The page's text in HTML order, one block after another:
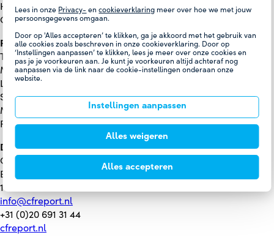
Lees in onze Privacy- encookieverklaring meer over hoe we met jouw
persoonsgegevens omgaan.
Door op 'Alles accepteren’ te klikken, ga je akkoord met het gebruik van
alle cookies zoals beschreven in onze cookieverklaring. Door op
‘Instellingen aanpassen’ te klikken, lees je meer over onze cookies en
pas je je voorkeuren aan. Je kunt je voorkeuren altijd achteraf nog
aanpassen via de link naar de cookie-instellingen onderaan onze
website.
Instellingen aanpassen
Alles weigeren
Alles accepteren
Holland Casino Finance & Control
CF Report
FOTOGRAFIE
Twan Brekelmans
Michel Schnater
Laura Oldenbroek
Sonja de Bruin
Martijn Kort
Floris Schrader
DESIGN EN PRODUCTIE
CF Report
Ellermanstraat 23
1114 AK Amsterdam
info@cfreport.nl
+31 (0)20 691 31 44
cfreport.nl